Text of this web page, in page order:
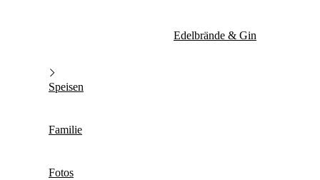
Edelbrände & Gin
Speisen
Familie
Fotos